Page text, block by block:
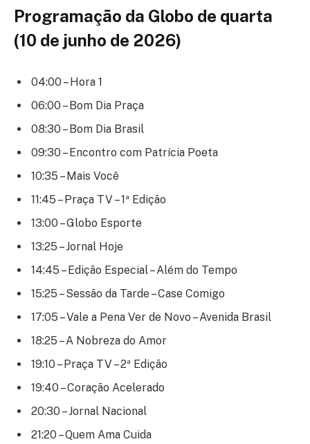
Programação da Globo de quarta
(10 de junho de 2026)
04:00 – Hora 1
06:00 – Bom Dia Praça
08:30 – Bom Dia Brasil
09:30 – Encontro com Patrícia Poeta
10:35 – Mais Você
11:45 – Praça TV – 1ª Edição
13:00 – Globo Esporte
13:25 – Jornal Hoje
14:45 – Edição Especial – Além do Tempo
15:25 – Sessão da Tarde – Case Comigo
17:05 – Vale a Pena Ver de Novo – Avenida Brasil
18:25 – A Nobreza do Amor
19:10 – Praça TV – 2ª Edição
19:40 – Coração Acelerado
20:30 – Jornal Nacional
21:20 – Quem Ama Cuida